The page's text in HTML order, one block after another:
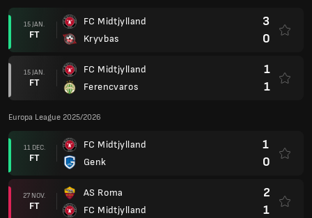
15 JAN.
FT
FC Midtjylland
Kryvbas
3
0
15 JAN.
FT
FC Midtjylland
Ferencvaros
1
1
Europa League 2025/2026
11 DEC.
FT
FC Midtjylland
Genk
1
0
27 NOV.
FT
AS Roma
FC Midtjylland
2
1